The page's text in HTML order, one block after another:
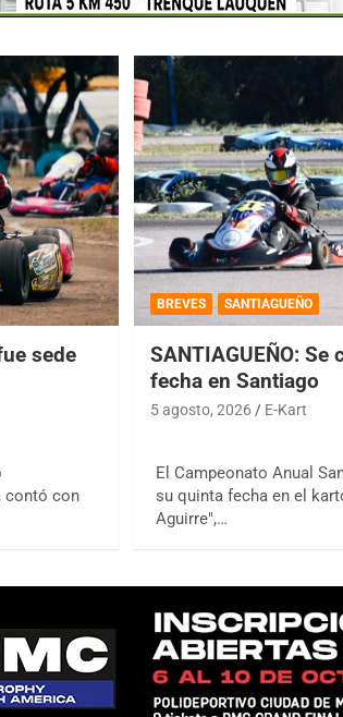
sede
contó con
BREVES SANTIAGUEÑO
SANTIAGUEÑO:
fecha en Santiago
5 agosto, 2026 E-Kart
El Campeonato Anual
su quinta fecha en el
Aguirre",…